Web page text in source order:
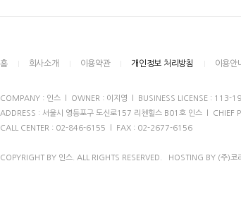
홈 회사소개 이용약관 개인정보 처리방침 이용안
COMPANY : 인스 l OWNER : 이지영 l BUSINESS LICENSE : 113-
ADDRESS : 서울시 영등포구 도신로157 리첸힐스 B01호 인스 l CHIEF
CALL CENTER : 02-846-6155 l FAX : 02-2677-6156
COPYRIGHT BY 인스. ALL RIGHTS RESERVED. HOSTING BY (주)